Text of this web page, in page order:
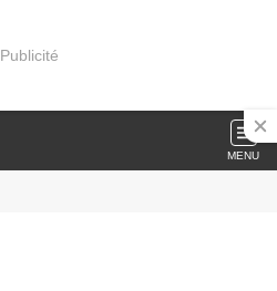
Publicité
MENU